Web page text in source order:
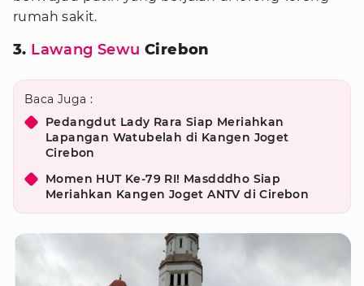
rumah sakit.
3. Lawang Sewu Cirebon
Baca Juga :
Pedangdut Lady Rara Siap Meriahkan
Lapangan Watubelah di Kangen Joget
Cirebon
Momen HUT Ke-79 RI! Masdddho Siap
Meriahkan Kangen Joget ANTV di Cirebon